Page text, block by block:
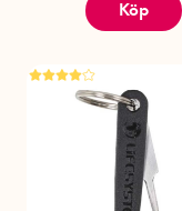
Köp